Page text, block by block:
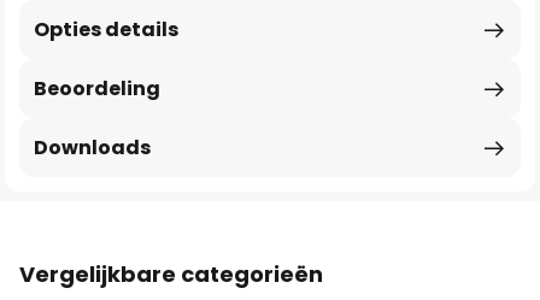
Opties details
Beoordeling
Downloads
Vergelijkbare categorieën